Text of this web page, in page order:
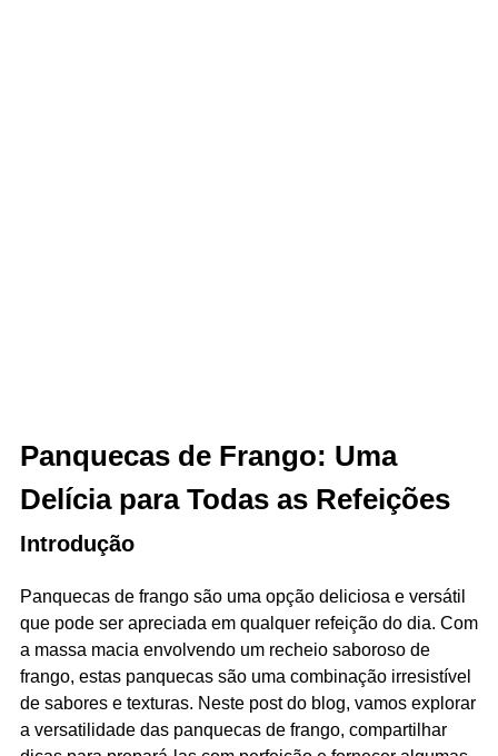
Panquecas de Frango: Uma
Delícia para Todas as Refeições
Introdução
Panquecas de frango são uma opção deliciosa e versátil
que pode ser apreciada em qualquer refeição do dia. Com
a massa macia envolvendo um recheio saboroso de
frango, estas panquecas são uma combinação irresistível
de sabores e texturas. Neste post do blog, vamos explorar
a versatilidade das panquecas de frango, compartilhar